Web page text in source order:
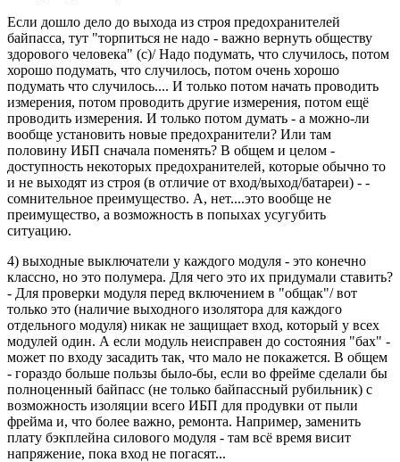
Если дошло дело до выхода из строя предохранителей
байпасса, тут "торпиться не надо - важно вернуть обществу
здорового человека" (с)/ Надо подумать, что случилось, потом
хорошо подумать, что случилось, потом очень хорошо
подумать что случилось.... И только потом начать проводить
измерения, потом проводить другие измерения, потом ещё
проводить измерения. И только потом думать - а можно-ли
вообще установить новые предохранители? Или там
половину ИБП сначала поменять? В общем и целом -
доступность некоторых предохранителей, которые обычно то
и не выходят из строя (в отличие от вход/выход/батареи) - -
сомнительное преимущество. А, нет....это вообще не
преимущество, а возможность в попыхах усугубить
ситуацию.
4) выходные выключатели у каждого модуля - это конечно
классно, но это полумера. Для чего это их придумали ставить?
- Для проверки модуля перед включением в "общак"/ вот
только это (наличие выходного изолятора для каждого
отдельного модуля) никак не защищает вход, который у всех
модулей один. А если модуль неисправен до состояния "бах" -
может по входу засадить так, что мало не покажется. В общем
- гораздо больше пользы было-бы, если во фрейме сделали бы
полноценный байпасс (не только байпассный рубильник) с
возможность изоляции всего ИБП для продувки от пыли
фрейма и, что более важно, ремонта. Например, заменить
плату бэкплейна силового модуля - там всё время висит
напряжение, пока вход не погасят...